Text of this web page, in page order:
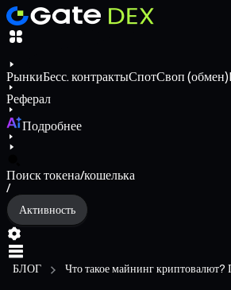
РынкиБесс. контрактыСпотСвоп (обмен)
Реферал
Подробнее
Поиск токена/кошелька
/
Активность
БЛОГ Что такое майнинг криптовалют?